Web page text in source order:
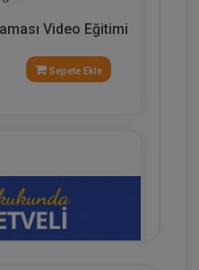
Video Eğitimi
Sepete Ekle